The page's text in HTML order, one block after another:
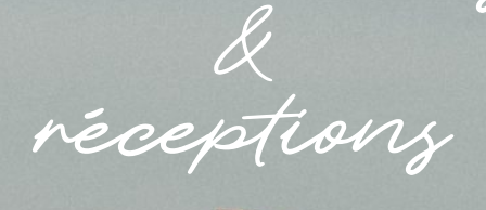
&
réceptions